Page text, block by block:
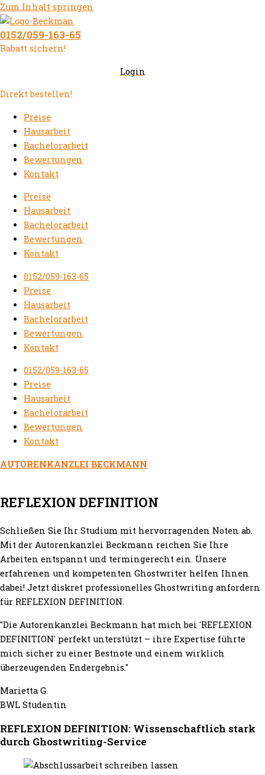
Zum Inhalt springen
0152/059-163-65
Rabatt sichern!
Login
Direkt bestellen!
Preise
Hausarbeit
Bachelorarbeit
Bewertungen
Kontakt
Preise
Hausarbeit
Bachelorarbeit
Bewertungen
Kontakt
0152/059-163-65
Preise
Hausarbeit
Bachelorarbeit
Bewertungen
Kontakt
0152/059-163-65
Preise
Hausarbeit
Bachelorarbeit
Bewertungen
Kontakt
AUTORENKANZLEI BECKMANN
REFLEXION DEFINITION
Schließen Sie Ihr Studium mit hervorragenden Noten ab.
Mit der Autorenkanzlei Beckmann reichen Sie Ihre
Arbeiten entspannt und termingerecht ein. Unsere
erfahrenen und kompetenten Ghostwriter helfen Ihnen
dabei! Jetzt diskret professionelles Ghostwriting anfordern
für REFLEXION DEFINITION.
"Die Autorenkanzlei Beckmann hat mich bei 'REFLEXION
DEFINITION' perfekt unterstützt – ihre Expertise führte
mich sicher zu einer Bestnote und einem wirklich
überzeugenden Endergebnis."
Marietta G.
BWL Studentin
REFLEXION DEFINITION: Wissenschaftlich stark
durch Ghostwriting-Service